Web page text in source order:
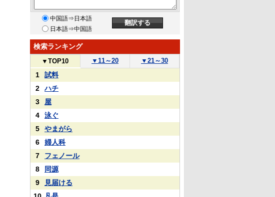
中国語⇒日本語
日本語⇒中国語
検索ランキング
▼ TOP10 ▼ 11～20 ▼ 21～30
1
試料
2
ハチ
3
屋
4
泳ぐ
5
やまがら
6
婦人科
7
フェノール
8
同源
9
見届ける